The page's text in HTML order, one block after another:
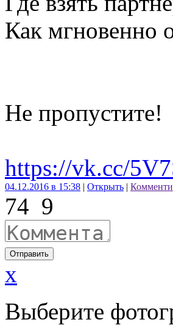
Как мгновенно
Не пропустите!
https://vk.cc/
04.12.2016 в 15:38 | Открыть |
74 9
Отправить
x
Выберите